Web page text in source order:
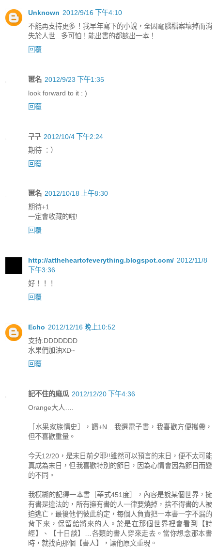
Unknown 2012/9/16 下午4:10
不能再支持更多！我早年寫下的小說，全因電腦檔案壞掉而消
失於人世...多可怕！能出書的都該出一本！
回覆
匿名 2012/9/23 下午1:35
look forward to it : )
回覆
구구 2012/10/4 下午2:24
期待 ：）
回覆
匿名 2012/10/18 上午8:30
期待+1
一定會收藏的啦!
回覆
http://attheheartofeverything.blogspot.com/ 2012/11/8
下午3:36
好！！！
回覆
Echo 2012/12/16 晚上10:52
支持:DDDDDDD
水果們加油XD~
回覆
記不住的麻瓜 2012/12/20 下午4:36
Orange大人….
［水果家族情史］，讚+N…我選電子書，我喜歡方便攜帶，
但不喜歡重量。
今天12/20，是末日前夕耶!!雖然可以預言的末日，便不太可能
真成為末日，但我喜歡特別的節日，因為心情會因為節日而變
的不同。
我模糊的記得一本書［華式451度］，內容是說某個世界，擁
有書是違法的，所有擁有書的人一律要燒掉，捨不得書的人被
迫逃亡，最後他們彼此約定，每個人負責把一本書一字不漏的
背下來，保留給將來的人。於是在那個世界裡會看到【詩
經】、【十日談】…各類的書人穿來走去。當你想念那本書
時，就找向那個【書人】，讓他原文重現。